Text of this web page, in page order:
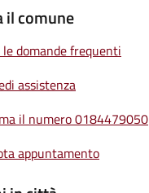
il comune
le domande frequenti
assistenza
il numero 0184479050
appuntamento